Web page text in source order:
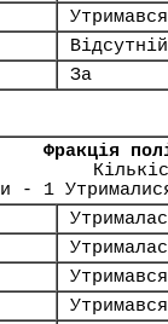
Утримався
Відсутній
За
Фракція
- 1
Утримався
Утримався